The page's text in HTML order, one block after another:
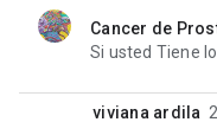
Cancer de
unread,
viviana ardila 2